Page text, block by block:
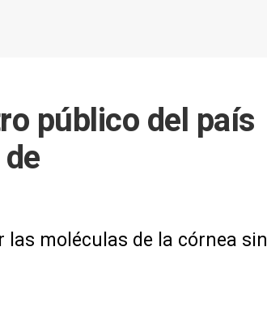
público del país
moléculas de la córnea sin